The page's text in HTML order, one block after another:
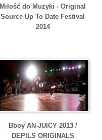
Miłość do Muzyki - Original
Source Up To Date Festival
2014
Bboy AN-JUICY 2013 /
DEPILS ORIGINALS